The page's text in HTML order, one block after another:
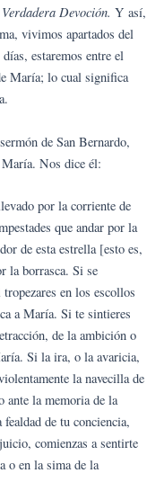
Devoción. Y así,
vivimos apartados del
estaremos entre el
María; lo cual significa
de San Bernardo,
Nos dice él:
por la corriente de
que andar por la
de esta estrella [esto es,
la borrasca. Si se
en los escollos
a María. Si te sintieres
de la ambición o
Si la ira, o la avaricia,
la navecilla de
ante la memoria de la
de tu conciencia,
comienzas a sentirte
o en la sima de la